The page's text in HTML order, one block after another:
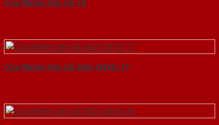
Cửa Nhôm Vân Gỗ 74
Cửa Nhôm Vân Gỗ SGD-CNVG-17